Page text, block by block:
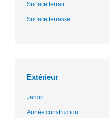
Surface terrain
Surface terrasse
Extérieur
Jardin
Année construction